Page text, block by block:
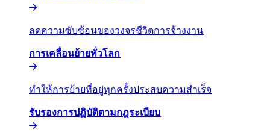
ลดความซับซ้อนของวงจรชีวิตการจ้างงาน​​
การเคลื่อนย้ายทั่วโลก​​
ทำให้การย้ายที่อยู่ทุกครั้งประสบความสำเร็จ​​
รับรองการปฏิบัติตามกฎระเบียบ​​